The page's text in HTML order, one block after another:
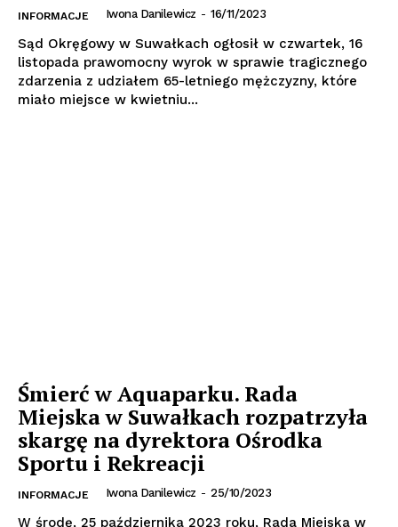
INFORMACJE Iwona Danilewicz - 16/11/2023
Sąd Okręgowy w Suwałkach ogłosił w czwartek, 16
listopada prawomocny wyrok w sprawie tragicznego
zdarzenia z udziałem 65-letniego mężczyzny, które
miało miejsce w kwietniu...
Śmierć w Aquaparku. Rada
Miejska w Suwałkach rozpatrzyła
skargę na dyrektora Ośrodka
Sportu i Rekreacji
INFORMACJE Iwona Danilewicz - 25/10/2023
W środę, 25 października 2023 roku, Rada Miejska w